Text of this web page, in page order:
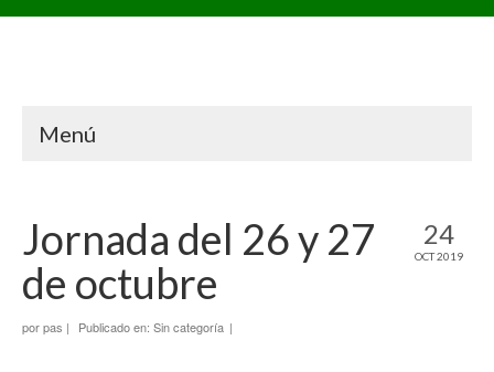
Menú
24
OCT 2019
Jornada del 26 y 27
de octubre
porpas | Publicado en: Sin categoría |